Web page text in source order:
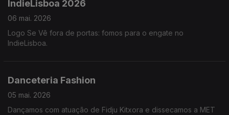
IndieLisboa 2026
06 mai. 2026
Logo Se Vê fora de portas: fomos para o engate no
IndieLisboa.
Danceteria Fashion
05 mai. 2026
Dançamos com atuação de Fidju Kitxora e dissecamos a MET